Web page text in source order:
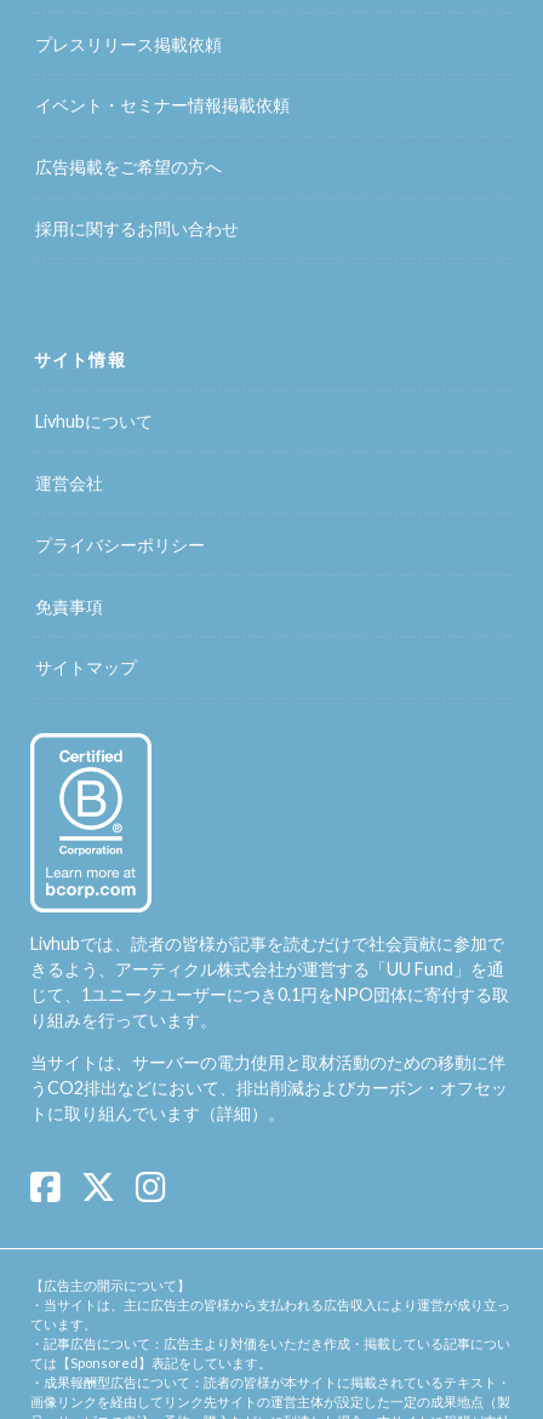
プレスリリース掲載依頼
イベント・セミナー情報掲載依頼
広告掲載をご希望の方へ
採用に関するお問い合わせ
サイト情報
Livhubについて
運営会社
プライバシーポリシー
免責事項
サイトマップ
Livhubでは、読者の皆様が記事を読むだけで社会貢献に参加で
きるよう、アーティクル株式会社が運営する「UU Fund 」を通
じて、1ユニークユーザーにつき0.1円をNPO団体に寄付する取
り組みを行っています。
当サイトは、サーバーの電力使用と取材活動のための移動に伴
うCO2排出などにおいて、排出削減およびカーボン・オフセッ
トに取り組んでいます（詳細）。
【広告主の開示について】
・当サイトは、主に広告主の皆様から支払われる広告収入により運営が成り立っ
ています。
・記事広告について：広告主より対価をいただき作成・掲載している記事につい
ては【Sponsored】表記をしています。
・成果報酬型広告について：読者の皆様が本サイトに掲載されているテキスト・
画像リンクを経由してリンク先サイトの運営主体が設定した一定の成果地点（製